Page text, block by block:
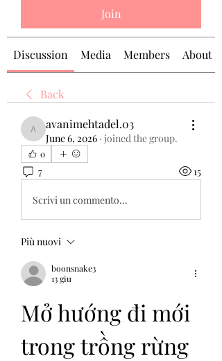
Join
Discussion Media Members About
Back
avanimehtadel.03
avanimehtadel.03
June 6, 2026 · joined the group.
0
7 15
Scrivi un commento...
Più nuovi
boonsnake3
13 giu
Mở hướng đi mới
trong trồng rừng